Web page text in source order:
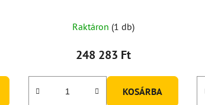
Raktáron (1 db)
248 283 Ft
KOSÁRBA